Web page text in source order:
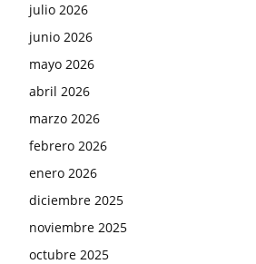
julio 2026
junio 2026
mayo 2026
abril 2026
marzo 2026
febrero 2026
enero 2026
diciembre 2025
noviembre 2025
octubre 2025